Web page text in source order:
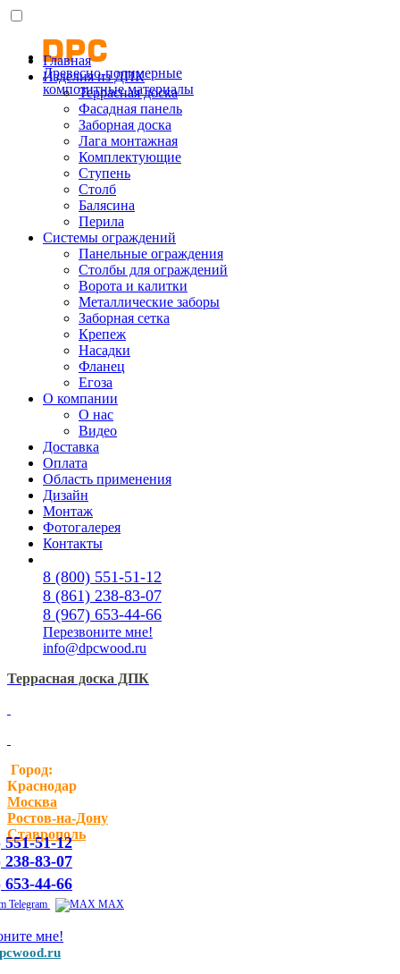
Древесно-полимерные
композитные материалы
Главная
Изделия из ДПК
Террасная доска
Фасадная панель
Заборная доска
Лага монтажная
Комплектующие
Ступень
Столб
Балясина
Перила
Системы ограждений
Панельные ограждения
Столбы для ограждений
Ворота и калитки
Металлические заборы
Заборная сетка
Крепеж
Насадки
Фланец
Егоза
О компании
О нас
Видео
Доставка
Оплата
Область применения
Дизайн
Монтаж
Фотогалерея
Контакты
8 (800) 551-51-12
8 (861) 238-83-07
8 (967) 653-44-66
Перезвоните мне!
info@dpcwood.ru
Террасная доска ДПК
Город:
Краснодар
Москва
Ростов-на-Дону
Ставрополь
551-51-12
238-83-07
653-44-66
Telegram MAX
мне!